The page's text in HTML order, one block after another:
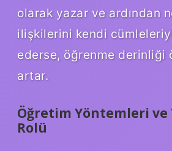
olarak yazar ve ardından
ilişkilerini kendi
ederse, öğrenme derinliği
artar.
Öğretim Yöntemleri
Rolü